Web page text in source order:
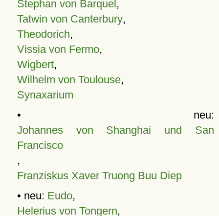
Stephan von Barquel,
Tatwin von Canterbury,
Theodorich,
Vissia von Fermo,
Wigbert,
Wilhelm von Toulouse,
Synaxarium
• neu:
Johannes von Shanghai und San
Francisco
,
Franziskus Xaver Truong Buu Diep
• neu: Eudo,
Helerius von Tongern,